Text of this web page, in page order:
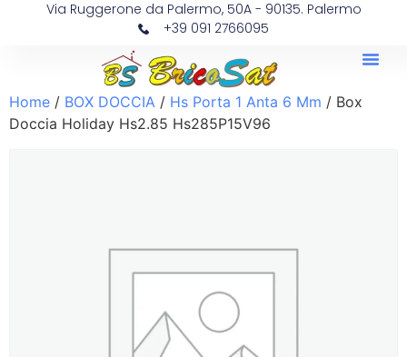
Via Ruggerone da Palermo, 50A - 90135. Palermo
+39 091 2766095
Home / BOX DOCCIA / Hs Porta 1 Anta 6 Mm / Box
Doccia Holiday Hs2.85 Hs285P15V96